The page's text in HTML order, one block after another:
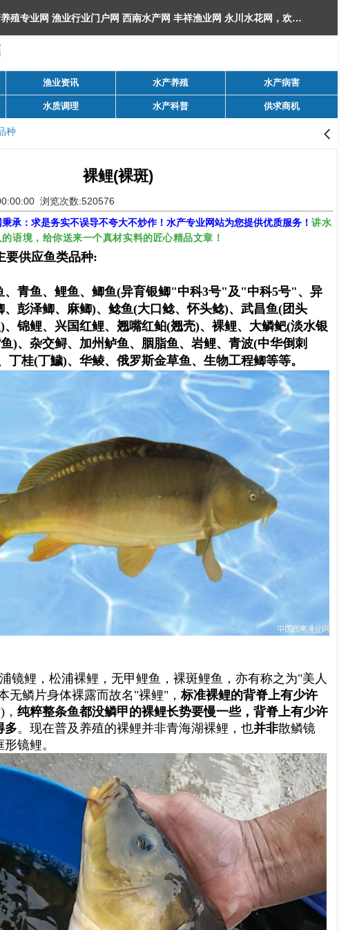
西南渔业网 水产养殖专业网 渔业行业门户网 ​西南水产网 丰祥渔业网 永川水花网，欢迎光临！
渔业资讯 水产养殖 水产病害
水质调理 水产科普 供求商机
种 󰊒
裸鲤(裸斑)
浏览次数:520576
秉承：求是务实不误导不夸大不炒作！水产专业网站为您提供优质服务！ 讲水
语境，给你送来一个真材实料的匠心精品文章！
供应鱼类品种:
、青鱼、鲤鱼、鲫鱼(异育银鲫"中科3号"及"中科5号"、异
、彭泽鲫、麻鲫)、鲶鱼(大口鲶、怀头鲶)、武昌鱼(团头
、锦鲤、兴国红鲤、翘嘴红鲌(翘壳)、裸鲤、大鳞鲃(淡水银
)、杂交鲟、加州鲈鱼、胭脂鱼、岩鲤、青波(中华倒刺
丁桂(丁鱥)、华鲮、俄罗斯金草鱼、生物工程鲫等等。
浦镜鲤，松浦裸鲤， 无甲鲤鱼 ， 裸斑鲤鱼 ， 亦有称之为"美人
无鳞片身体裸露而故名"裸鲤" ，标准裸鲤的背脊上有少许
， 纯粹整条鱼都没鳞甲的裸鲤长势要慢一些， 背脊 上有少许
多。 现在普及养殖的裸鲤并非青海湖裸鲤，也并非散鳞镜
镜鲤。